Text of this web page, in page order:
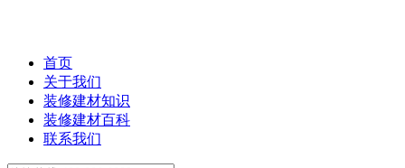
首页
关于我们
装修建材知识
装修建材百科
联系我们